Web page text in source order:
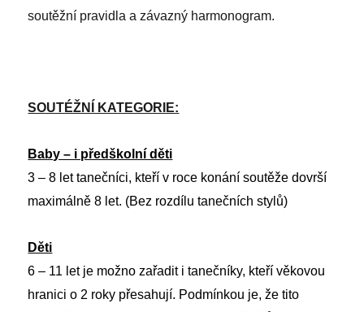
soutěžní pravidla a závazný harmonogram.
SOUTÉŽNÍ KATEGORIE:
Baby – i předškolní děti
3 – 8 let tanečníci, kteří v roce konání soutěže dovrší
maximálně 8 let. (Bez rozdílu tanečních stylů)
Děti
6 – 11 let je možno zařadit i tanečníky, kteří věkovou
hranici o 2 roky přesahují. Podmínkou je, že tito